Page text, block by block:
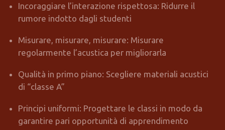
Incoraggiare l’interazione rispettosa: Ridurre il
rumore indotto dagli studenti
Misurare, misurare, misurare: Misurare
regolarmente l’acustica per migliorarla
Qualità in primo piano: Scegliere materiali acustici
di “classe A”
Principi uniformi: Progettare le classi in modo da
garantire pari opportunità di apprendimento